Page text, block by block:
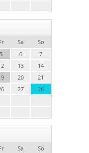
Sa
So
5 6
7
13
14
20
21
27
28
Sa
So